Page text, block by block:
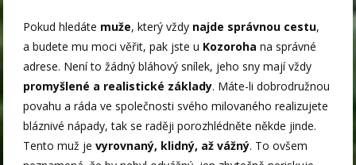
Pokud hledáte muže, který vždy najde správnou cestu,
a budete mu moci věřit, pak jste u Kozoroha na správné
adrese. Není to žádný bláhový snílek, jeho sny mají vždy
promyšlené a realistické základy. Máte-li dobrodružnou
povahu a ráda ve společnosti svého milovaného realizujete
bláznivé nápady, tak se raději porozhlédněte někde jinde.
Tento muž jevyrovnaný, klidný, až vážný. To ovšem